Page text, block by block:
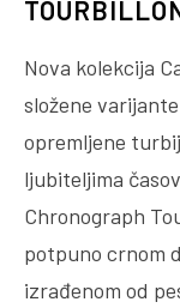
Nova kolekcija
složene
opremljene
ljubiteljima
Chronograph
potpuno crnom
izrađenom od